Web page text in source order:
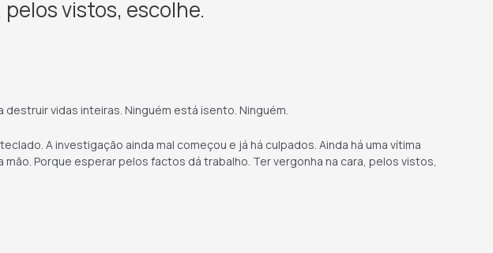
vistos, escolhe.
vidas inteiras. Ninguém está isento. Ninguém.
A investigação ainda mal começou e já há culpados. Ainda há uma vítima
Porque esperar pelos factos dá trabalho. Ter vergonha na cara, pelos vistos,